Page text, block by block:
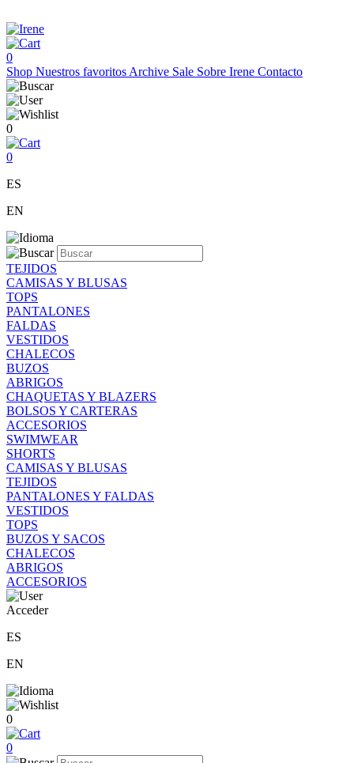
0
Shop Nuestros favoritos Archive Sale Sobre Irene Contacto
0
0
ES
EN
TEJIDOS
CAMISAS Y BLUSAS
TOPS
PANTALONES
FALDAS
VESTIDOS
CHALECOS
BUZOS
ABRIGOS
CHAQUETAS Y BLAZERS
BOLSOS Y CARTERAS
ACCESORIOS
SWIMWEAR
SHORTS
CAMISAS Y BLUSAS
TEJIDOS
PANTALONES Y FALDAS
VESTIDOS
TOPS
BUZOS Y SACOS
CHALECOS
ABRIGOS
ACCESORIOS
Acceder
ES
EN
0
0